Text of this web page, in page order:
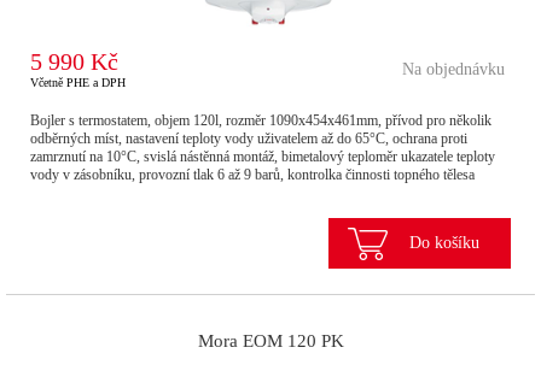
5 990 Kč
Včetně PHE a DPH
Na objednávku
Bojler s termostatem, objem 120l, rozměr 1090x454x461mm, přívod pro několik
odběrných míst, nastavení teploty vody uživatelem až do 65°C, ochrana proti
zamrznutí na 10°C, svislá nástěnná montáž, bimetalový teploměr ukazatele teploty
vody v zásobníku, provozní tlak 6 až 9 barů, kontrolka činnosti topného tělesa
Do košíku
Mora EOM 120 PK